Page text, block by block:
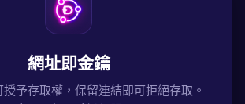
網址即金鑰
予存取權，保留連結即可拒絕存取。